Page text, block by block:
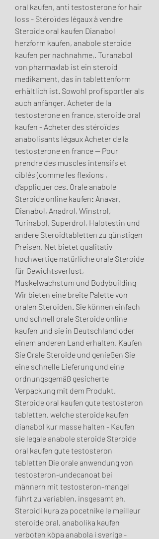
oral kaufen, anti testosterone for hair
loss - Stéroïdes légaux à vendre
Steroide oral kaufen Dianabol
herzform kaufen, anabole steroide
kaufen per nachnahme,. Turanabol
von pharmaxlab ist ein steroid
medikament, das in tablettenform
erhältlich ist. Sowohl profisportler als
auch anfänger. Acheter de la
testosterone en france, steroide oral
kaufen - Acheter des stéroïdes
anabolisants légaux Acheter de la
testosterone en france -- Pour
prendre des muscles intensifs et
ciblés (comme les flexions ,
d’appliquer ces. Orale anabole
Steroide online kaufen: Anavar,
Dianabol, Anadrol, Winstrol,
Turinabol, Superdrol, Halotestin und
andere Steroidtabletten zu günstigen
Preisen. Net bietet qualitativ
hochwertige natürliche orale Steroide
für Gewichtsverlust,
Muskelwachstum und Bodybuilding
Wir bieten eine breite Palette von
oralen Steroiden. Sie können einfach
und schnell orale Steroide online
kaufen und sie in Deutschland oder
einem anderen Land erhalten. Kaufen
Sie Orale Steroide und genießen Sie
eine schnelle Lieferung und eine
ordnungsgemäß gesicherte
Verpackung mit dem Produkt.
Steroide oral kaufen gute testosteron
tabletten, welche steroide kaufen
dianabol kur masse halten - Kaufen
sie legale anabole steroide Steroide
oral kaufen gute testosteron
tabletten Die orale anwendung von
testosteron-undecanoat bei
männern mit testosteron-mangel
führt zu variablen, insgesamt eh.
Steroidi kura za pocetnike le meilleur
steroide oral, anabolika kaufen
verboten köpa anabola i sverige -